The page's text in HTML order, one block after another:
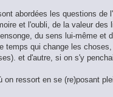
abordées les questions de
et l'oubli, de la valeur
du sens lui-même et
temps qui change les
et d'autre, si on s'y
on ressort en se (re)posant